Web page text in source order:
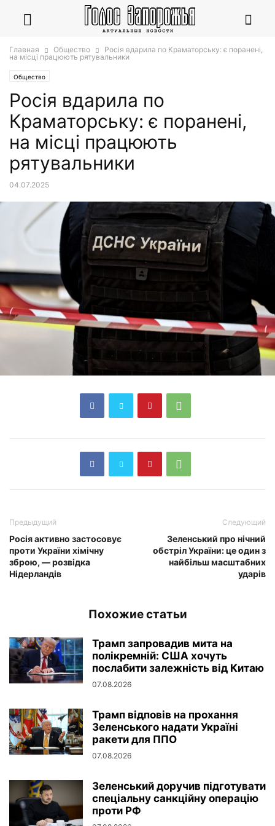
Главная Общество
Росія вдарила по Краматорську: є поранені,
на місці працюють рятувальники
Общество
Росія вдарила по
Краматорську: є поранені,
на місці працюють
рятувальники
04.07.2025
Предыдущий
Росія активно застосовує
проти України хімічну
зброю, — розвідка
Нідерландів
Следующий
Зеленський про нічний
обстріл України: це один з
найбільш масштабних
ударів
Похожие статьи
Трамп запровадив мита на
полікремній: США хочуть
послабити залежність від Китаю
07.08.2026
Трамп відповів на прохання
Зеленського надати Україні
ракети для ППО
07.08.2026
Зеленський доручив підготувати
спеціальну санкційну операцію
проти РФ